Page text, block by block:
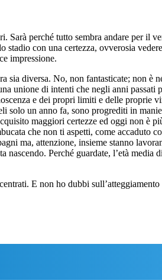
perché tutto sembra andare per il
con una certezza, ovverosia
impressione.
sia diversa. No, non fantasticate; non è
unione di intenti che negli anni passati
e dei propri limiti e delle proprie
un anno fa, sono progrediti in
maggiori certezze ed oggi non è
che non ti aspetti, come accaduto
ma, attenzione, insieme stanno
Perché guardate, l’età media
E non ho dubbi